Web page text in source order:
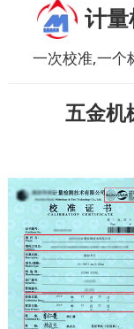
计量
一次校准,一个
五金机